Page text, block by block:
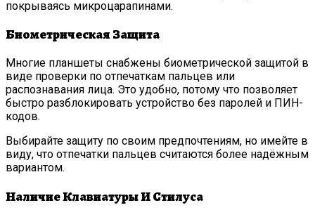
покрываясь микроцарапинами.
Биометрическая Защита
Многие планшеты снабжены биометрической защитой в
виде проверки по отпечаткам пальцев или
распознавания лица. Это удобно, потому что позволяет
быстро разблокировать устройство без паролей и ПИН-
кодов.
Выбирайте защиту по своим предпочтениям, но имейте в
виду, что отпечатки пальцев считаются более надёжным
вариантом.
Наличие Клавиатуры И Стилуса